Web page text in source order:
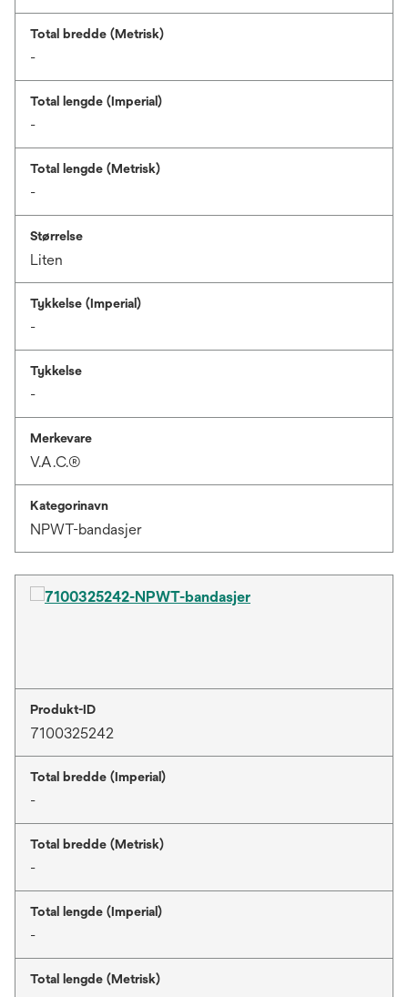
Total bredde (Metrisk)
-
Total lengde (Imperial)
-
Total lengde (Metrisk)
-
Størrelse
Liten
Tykkelse (Imperial)
-
Tykkelse
-
Merkevare
V.A.C.®
Kategorinavn
NPWT-bandasjer
7100325242-NPWT-bandasjer
Produkt-ID
7100325242
Total bredde (Imperial)
-
Total bredde (Metrisk)
-
Total lengde (Imperial)
-
Total lengde (Metrisk)